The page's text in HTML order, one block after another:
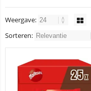
Weergave:
Sorteren: